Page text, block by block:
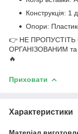
Конструкція: 1
Опори:
👉 НЕ ПРОПУСТІТЬ
ОРГАНІЗОВАНИМ
🔥
Приховати
Характеристики
Матеріал